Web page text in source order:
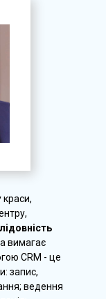
вимагає
CRM - це
запис,
ведення